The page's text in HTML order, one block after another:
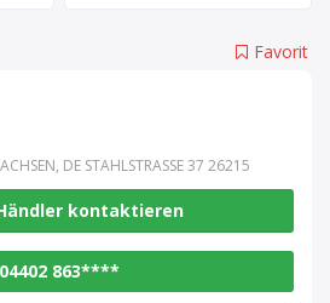
Favorit
DE STAHLSTRASSE 37 26215
kontaktieren
04402 863****